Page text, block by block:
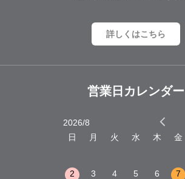
詳しくはこちら
営業日カレンダー
2026/8
日
月 火 水 木 金
2
3 4 5 6 7